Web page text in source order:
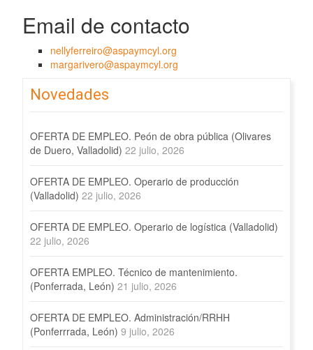
Email de contacto
nellyferreiro@aspaymcyl.org
margarivero@aspaymcyl.org
Novedades
OFERTA DE EMPLEO. Peón de obra pública (Olivares
de Duero, Valladolid) 22 julio, 2026
OFERTA DE EMPLEO. Operario de producción
(Valladolid) 22 julio, 2026
OFERTA DE EMPLEO. Operario de logística (Valladolid)
22 julio, 2026
OFERTA EMPLEO. Técnico de mantenimiento.
(Ponferrada, León) 21 julio, 2026
OFERTA DE EMPLEO. Administración/RRHH
(Ponferrrada, León) 9 julio, 2026